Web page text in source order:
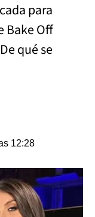
para
Bake Off
qué se
12:28